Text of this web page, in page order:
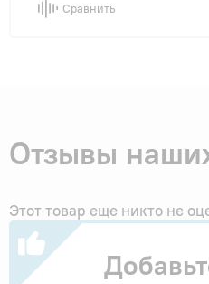
Сравнить
Отзывы
Этот товар еще никто не